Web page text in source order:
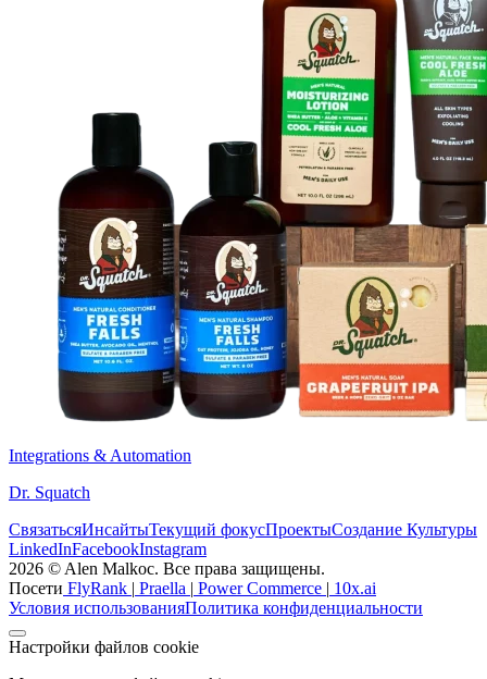
Integrations & Automation
Dr. Squatch
СвязатьсяИнсайтыТекущий фокусПроектыСоздание Культуры
LinkedInFacebookInstagram
2026 © Alen Malkoc. Все права защищены.
Посети FlyRank | Praella | Power Commerce | 10x.ai
Условия использованияПолитика конфиденциальности
Настройки файлов cookie